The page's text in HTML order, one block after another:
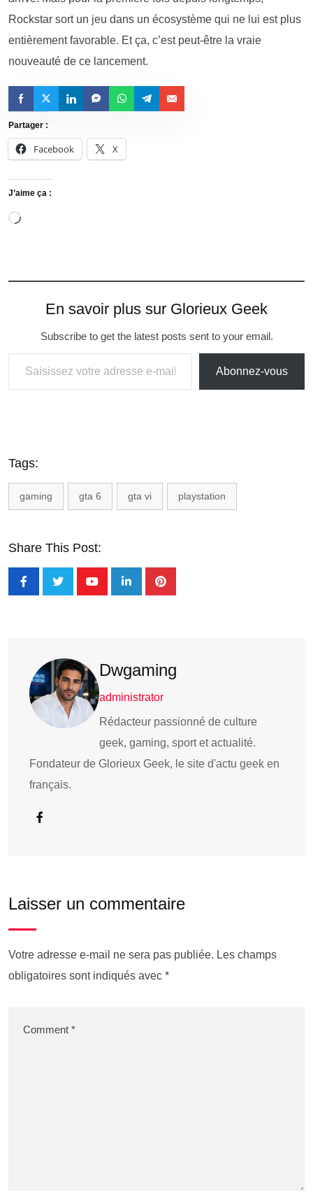
Rockstar sort un jeu dans un écosystème qui ne lui est plus
entièrement favorable. Et ça, c’est peut-être la vraie
nouveauté de ce lancement.
Partager :
Facebook X
J’aime ça :
En savoir plus sur Glorieux Geek
Subscribe to get the latest posts sent to your email.
Abonnez-vous
Tags:
gaming gta 6 gta vi playstation
Share This Post:
Dwgaming
administrator
Rédacteur passionné de culture
geek, gaming, sport et actualité.
Fondateur de Glorieux Geek, le site d'actu geek en
français.
Laisser un commentaire
Votre adresse e-mail ne sera pas publiée. Les champs
obligatoires sont indiqués avec *